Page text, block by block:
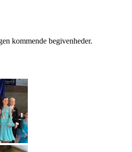
kommende begivenheder.